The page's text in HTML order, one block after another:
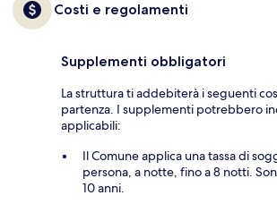
Costi e regolamenti
Supplementi obbligatori
La struttura ti addebiterà i seguenti
partenza. I supplementi potrebbero
applicabili:
Il Comune applica una tassa di
persona, a notte, fino a 8 notti.
10 anni.